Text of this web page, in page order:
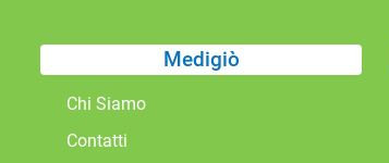
Medigiò
Chi Siamo
Contatti